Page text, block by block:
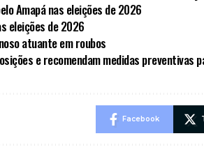
Amapá nas eleições de 2026
eleições de 2026
atuante em roubos
e recomendam medidas preventivas
Facebook